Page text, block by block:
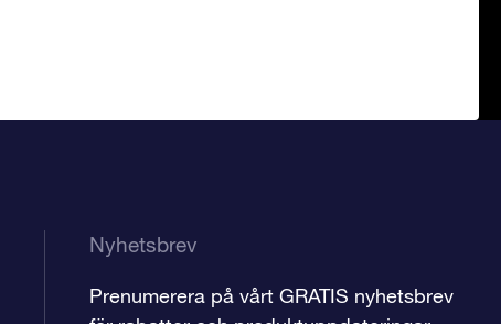
Nyhetsbrev
Prenumerera på vårt GRATIS nyhetsbrev